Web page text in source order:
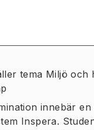
tema Miljö och
innebär en
Inspera.